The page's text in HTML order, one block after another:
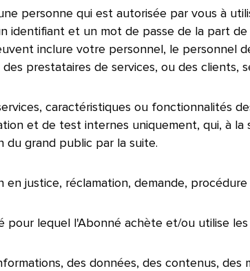
personne qui est autorisée par vous à
identifiant et un mot de passe de la part
inclure votre personnel, le personnel
prestataires de services, ou des clients,
caractéristiques ou fonctionnalités
et de test internes uniquement, qui, à la
du grand public par la suite.​​
justice, réclamation, demande, procédure
lequel l'Abonné achète et/ou utilise les
des données, des contenus, des